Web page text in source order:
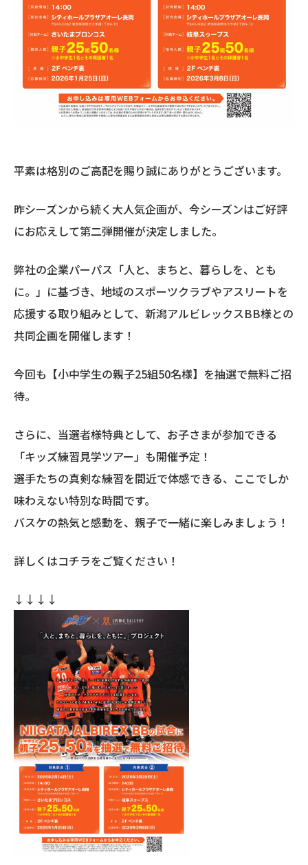
平素は格別のご高配を賜り誠にありがとうございます。
昨シーズンから続く大人気企画が、今シーズンはご好評
にお応えして第二弾開催が決定しました。
弊社の企業パーパス「人と、まちと、暮らしを、とも
に。」に基づき、地域のスポーツクラブやアスリートを
応援する取り組みとして、新潟アルビレックスBB様との
共同企画を開催します！
今回も【小中学生の親子25組50名様】を抽選で無料ご招
待。
さらに、当選者様特典として、お子さまが参加できる
「キッズ練習見学ツアー」も開催予定！
選手たちの真剣な練習を間近で体感できる、ここでしか
味わえない特別な時間です。
バスケの熱気と感動を、親子で一緒に楽しみましょう！
詳しくはコチラをご覧ください！
↓↓↓↓